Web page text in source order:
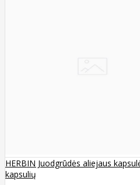
HERBIN Juodgrūdės aliejaus
kapsulių